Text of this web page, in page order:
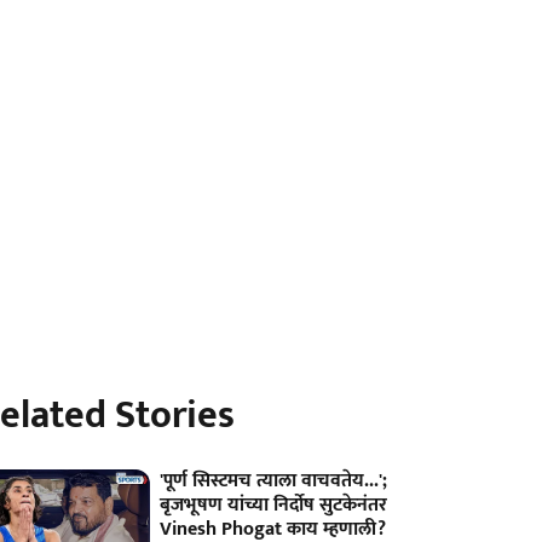
Stories
'पूर्ण सिस्टमच त्याला वाचवतेय...';
बृजभूषण यांच्या निर्दोष सुटकेनंतर
Vinesh Phogat काय म्हणाली?